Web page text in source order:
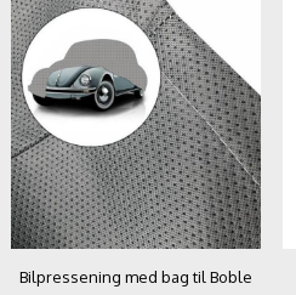
Bilpressening med bag til Boble